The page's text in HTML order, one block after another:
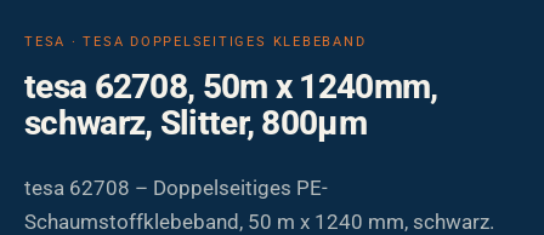
TESA · TESA DOPPELSEITIGES KLEBEBAND
tesa 62708, 50m x 1240mm,
schwarz, Slitter, 800µm
tesa 62708 – Doppelseitiges PE-
Schaumstoffklebeband, 50 m x 1240 mm, schwarz.